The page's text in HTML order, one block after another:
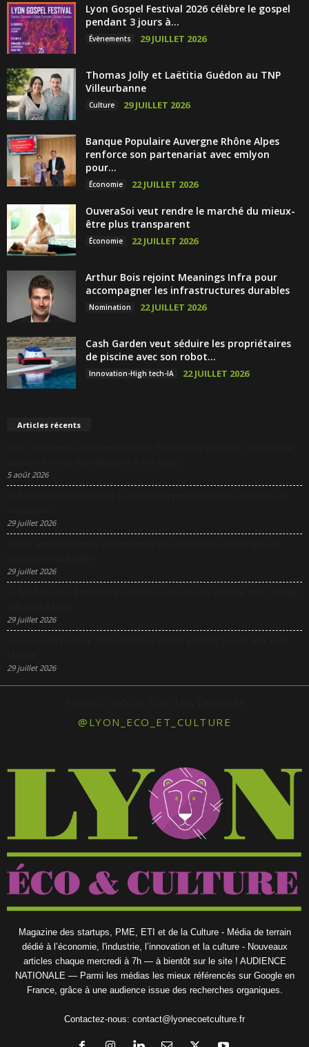
Lyon Gospel Festival 2026 célèbre le gospel
pendant 3 jours à...
Évènements 29 JUILLET 2026
Thomas Jolly et Laëtitia Guédon au TNP
Villeurbanne
Culture 29 JUILLET 2026
Banque Populaire Auvergne Rhône Alpes
renforce son partenariat avec emlyon
pour...
Économie 22 JUILLET 2026
OuveraSoi veut rendre le marché du mieux-
être plus transparent
Économie 22 JUILLET 2026
Arthur Bois rejoint Meanings Infra pour
accompagner les infrastructures durables
Nomination 22 JUILLET 2026
Cash Garden veut séduire les propriétaires
de piscine avec son robot...
Innovation-High tech-IA 22 JUILLET 2026
Articles récents
5 août 2026
29 juillet 2026
29 juillet 2026
29 juillet 2026
29 juillet 2026
@LYON_ECO_ET_CULTURE
Magazine des startups, PME, ETI et de la Culture - Média de terrain
dédié à l’économie, l'industrie, l’innovation et la culture - Nouveaux
articles chaque mercredi à 7h — à bientôt sur le site ! AUDIENCE
NATIONALE — Parmi les médias les mieux référencés sur Google en
France, grâce à une audience issue des recherches organiques.
Contactez-nous: contact@lyonecoetculture.fr